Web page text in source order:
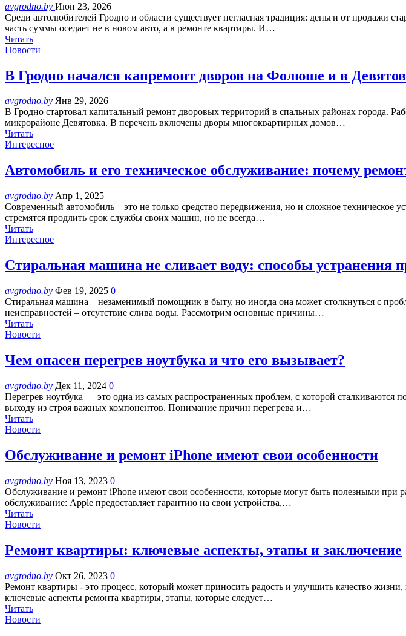
avgrodno.by Июн 23, 2026
Среди автолюбителей Гродно и области существует негласная традиция: деньги от продажи
часть суммы оседает не в новом авто, а в ремонте квартиры. И…
Читать
Новости
В Гродно начался капремонт дворов на Фолюше и в
avgrodno.by Янв 29, 2026
В Гродно стартовал капитальный ремонт дворовых территорий в спальных районах города.
микрорайоне Девятовка. В перечень включены дворы многоквартирных домов…
Читать
Интересное
Автомобиль и его техническое обслуживание: почему
avgrodno.by Апр 1, 2025
Современный автомобиль – это не только средство передвижения, но и сложное техническое
стремятся продлить срок службы своих машин, но не всегда…
Читать
Интересное
Стиральная машина не сливает воду: способы устранения
avgrodno.by Фев 19, 2025 0
Стиральная машина – незаменимый помощник в быту, но иногда она может столкнуться с
неисправностей – отсутствие слива воды. Рассмотрим основные причины…
Читать
Новости
Чем опасен перегрев ноутбука и что его вызывает?
avgrodno.by Дек 11, 2024 0
Перегрев ноутбука — это одна из самых распространенных проблем, с которой сталкиваются
выходу из строя важных компонентов. Понимание причин перегрева и…
Читать
Новости
Обслуживание и ремонт iPhone имеют свои особенности
avgrodno.by Ноя 13, 2023 0
Обслуживание и ремонт iPhone имеют свои особенности, которые могут быть полезными при
обслуживание: Apple предоставляет гарантию на свои устройства,…
Читать
Новости
Ремонт квартиры: ключевые аспекты, этапы и заключение
avgrodno.by Окт 26, 2023 0
Ремонт квартиры - это процесс, который может приносить радость и улучшить качество
ключевые аспекты ремонта квартиры, этапы, которые следует…
Читать
Новости